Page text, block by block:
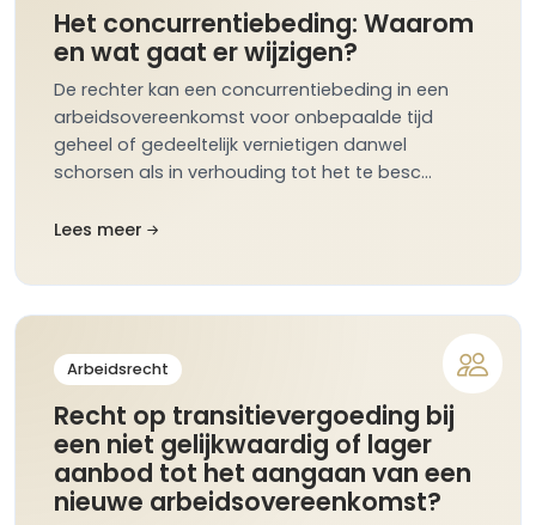
Het concurrentiebeding: Waarom
en wat gaat er wijzigen?
De rechter kan een concurrentiebeding in een
arbeidsovereenkomst voor onbepaalde tijd
geheel of gedeeltelijk vernietigen danwel
schorsen als in verhouding tot het te besc…
Lees meer
Arbeidsrecht
Recht op transitievergoeding bij
een niet gelijkwaardig of lager
aanbod tot het aangaan van een
nieuwe arbeidsovereenkomst?